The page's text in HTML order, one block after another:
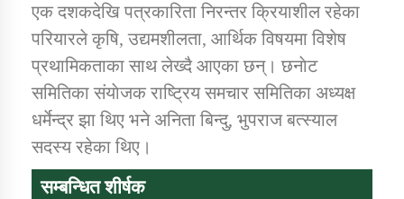
तातोपानी गाउँपालिका जुम्लाको सूचना
एक दशकदेखि पत्रकारिता निरन्तर क्रियाशील रहेका
परियारले कृषि, उद्यमशीलता, आर्थिक विषयमा विशेष
प्रथामिकताका साथ लेख्दै आएका छन्। छनाेट
समितिका संयाेजक राष्ट्रिय समचार समितिका अध्यक्ष
धर्मेन्द्र झा थिए भने अनिता बिन्दु, भुपराज बत्स्याल
सदस्य रहेका थिए।
सम्बन्धित शीर्षक